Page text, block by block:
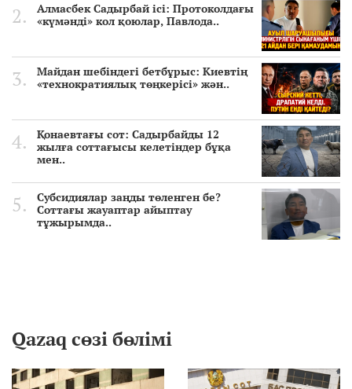
Алмасбек Садырбай ісі: Протоколдағы
«күмәнді» кол қоюлар, Павлода..
Майдан шебіндегі бетбұрыс: Киевтің
«технократиялық төңкерісі» жән..
Қонаевтағы сот: Садырбайды 12
жылға соттағысы келетіндер бұқа
мен..
Субсидиялар заңды төленген бе?
Соттағы жауаптар айыптау
тұжырымда..
Qazaq сөзі бөлімі